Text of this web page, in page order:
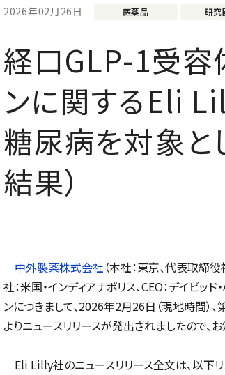
2026年02月26日 医薬品 研究
経口GLP-1受容
ンに関するEli
糖尿病を対象
結果）
中外製薬株式会社 （本社：東京、代表取締
社：米国・インディアナポリス、CEO：デイビ
ンにつきまして、2026年2月26日（現地時間
よりニュースリリースが発出されましたので、お
Eli Lilly社のニュースリリース全文は、以下